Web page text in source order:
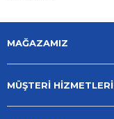
MAĞAZAMIZ
MÜŞTERİ HİZMETLERİ